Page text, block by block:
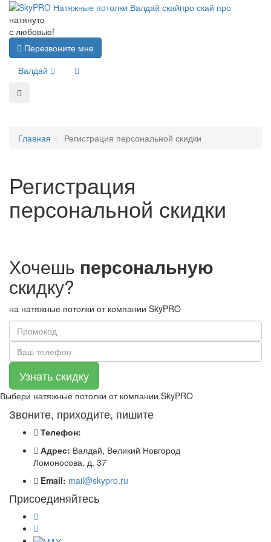
натянуто
с любовью!
Перезвоните мне
Валдай
Главная Регистрация персональной скидки
Регистрация
персональной скидки
Хочешь персональную
скидку?
на натяжные потолки от компании SkyPRO
Выбери натяжные потолки от компании SkyPRO
Звоните, приходите, пишите
Телефон:
Адрес: Валдай, Великий Новгород
Ломоносова, д. 37
Email: mail@skypro.ru
Присоединяйтесь